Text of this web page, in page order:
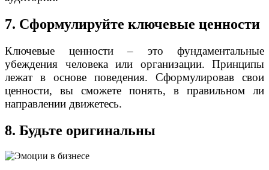
7. Сформулируйте ключевые ценности
Ключевые ценности – это фундаментальные
убеждения человека или организации. Принципы
лежат в основе поведения. Сформулировав свои
ценности, вы сможете понять, в правильном ли
направлении движетесь.
8. Будьте оригинальны